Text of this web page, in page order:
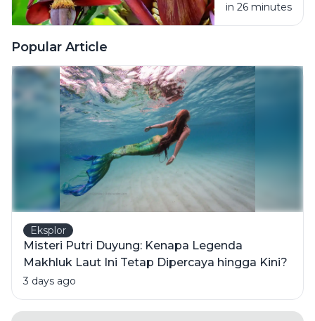
Makanan
Tradisional
untuk
Kesehatan
in 26 minutes
Popular Article
Eksplor
Misteri Putri Duyung: Kenapa Legenda
Makhluk Laut Ini Tetap Dipercaya hingga Kini?
3 days ago